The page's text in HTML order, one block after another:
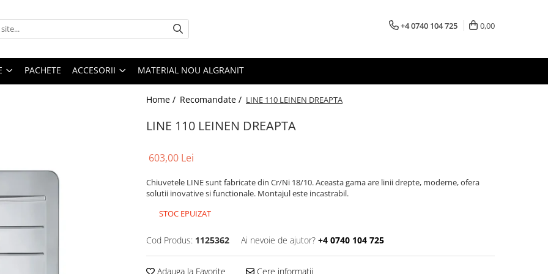
+4 0740 104 725 0,00
PACHETE ACCESORII MATERIAL NOU ALGRANIT
Home / Recomandate / LINE 110 LEINEN DREAPTA
LINE 110 LEINEN DREAPTA
603,00 Lei
Chiuvetele LINE sunt fabricate din Cr/Ni 18/10. Aceasta gama are linii drepte, moderne, ofera
solutii inovative si functionale. Montajul este incastrabil.
STOC EPUIZAT
Cod Produs: 1125362 Ai nevoie de ajutor? +4 0740 104 725
Adauga la Favorite Cere informatii